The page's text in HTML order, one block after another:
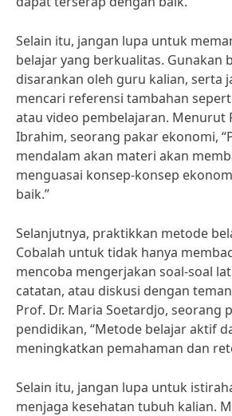
Selain itu, jangan lupa untuk
belajar yang berkualitas. Gunakan
disarankan oleh guru kalian, serta
mencari referensi tambahan
atau video pembelajaran. Menurut
Ibrahim, seorang pakar ekonomi,
mendalam akan materi akan
menguasai konsep-konsep
baik.”
Selanjutnya, praktikkan metode
Cobalah untuk tidak hanya
mencoba mengerjakan soal-soal
catatan, atau diskusi dengan
Prof. Dr. Maria Soetardjo, seorang
pendidikan, “Metode belajar aktif
meningkatkan pemahaman dan
Selain itu, jangan lupa untuk
menjaga kesehatan tubuh kalian.